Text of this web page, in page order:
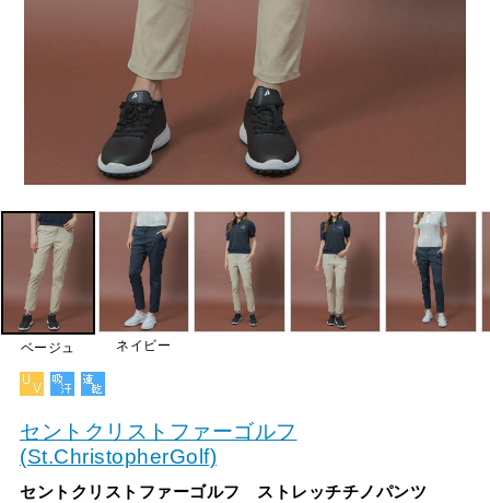
ベージュ ネイビー
セントクリストファーゴルフ
(St.ChristopherGolf)
セントクリストファーゴルフ ストレッチチノパンツ